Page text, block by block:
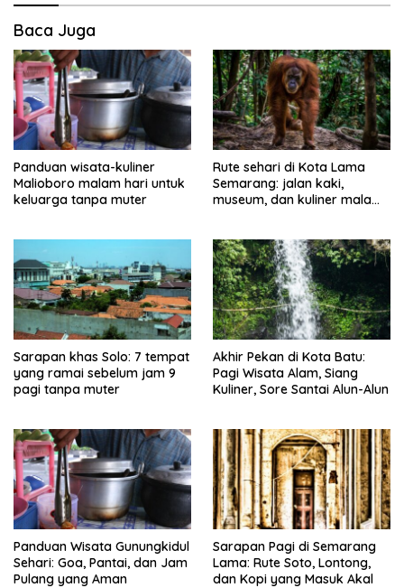
Baca Juga
Panduan wisata-kuliner
Malioboro malam hari untuk
keluarga tanpa muter
Rute sehari di Kota Lama
Semarang: jalan kaki,
museum, dan kuliner malam
Sarapan khas Solo: 7 tempat
yang ramai sebelum jam 9
pagi tanpa muter
Akhir Pekan di Kota Batu:
Pagi Wisata Alam, Siang
Kuliner, Sore Santai Alun-Alun
Panduan Wisata Gunungkidul
Sehari: Goa, Pantai, dan Jam
Pulang yang Aman
Sarapan Pagi di Semarang
Lama: Rute Soto, Lontong,
dan Kopi yang Masuk Akal